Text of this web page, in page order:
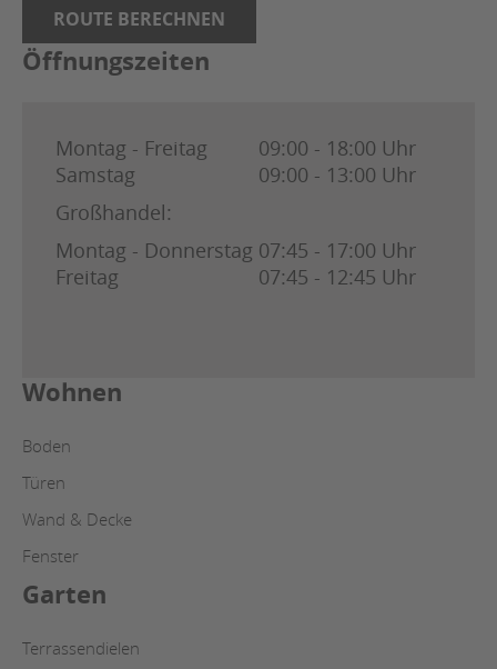
ROUTE BERECHNEN
Öffnungszeiten
Montag - Freitag
Samstag
09:00 - 18:00 Uhr
09:00 - 13:00 Uhr
Großhandel:
Montag - Donnerstag
Freitag
07:45 - 17:00 Uhr
07:45 - 12:45 Uhr
Wohnen
Boden
Türen
Wand & Decke
Fenster
Garten
Terrassendielen